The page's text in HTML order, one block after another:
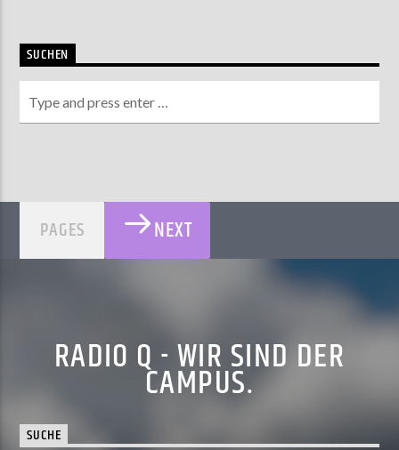
SUCHEN
PAGES NEXT
RADIO Q - WIR SIND DER
CAMPUS.
SUCHE